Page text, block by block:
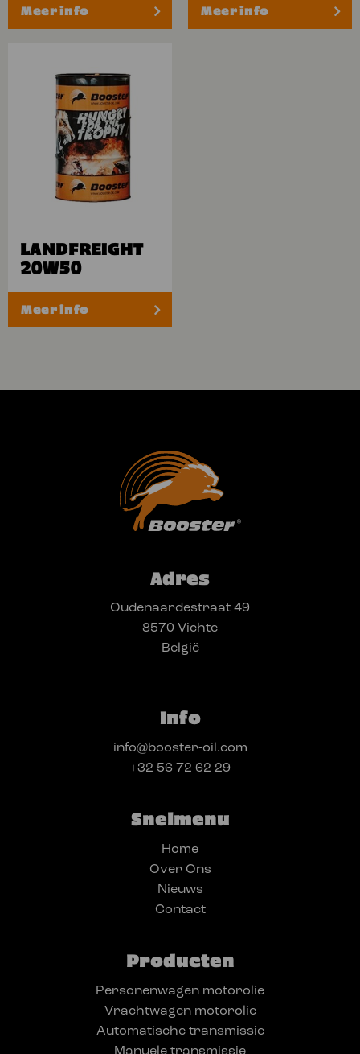
Meer info Meer info
LANDFREIGHT
20W50
Meer info
Adres
Oudenaardestraat 49
8570 Vichte
België
Info
info@booster-oil.com
+32 56 72 62 29
Snelmenu
Home
Over Ons
Nieuws
Contact
Producten
Personenwagen motorolie
Vrachtwagen motorolie
Automatische transmissie